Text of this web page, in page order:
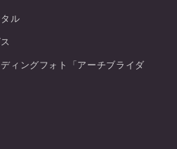
ル
ィングフォト「アーチブライダ